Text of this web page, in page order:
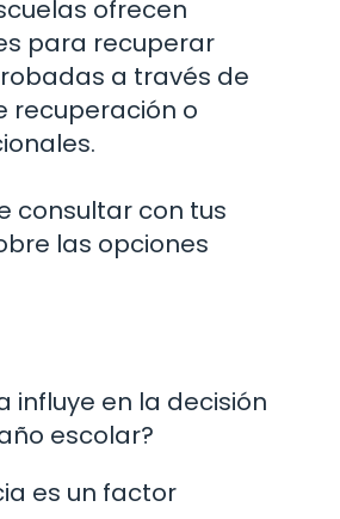
ofrecen
para recuperar
a través de
recuperación o
consultar con tus
las opciones
influye en la decisión
escolar?
es un factor